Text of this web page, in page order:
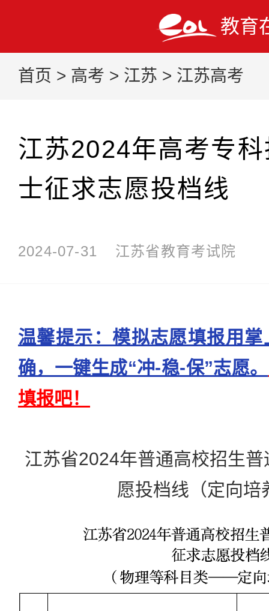
教育
首页 > 高考 > 江苏 > 江苏高考
江苏2024年高考专
士征求志愿投档线
2024-07-31 江苏省教育考试院
温馨提示：模拟志愿填报用
确，一键生成“冲-稳-保”志愿。
填报吧！
江苏省2024年普通高校招生
愿投档线（定向培